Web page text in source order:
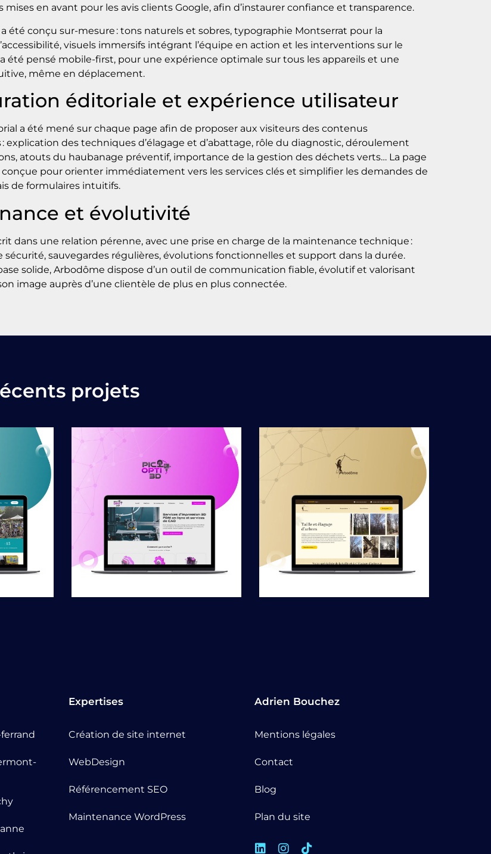
mises en avant pour les avis clients Google, afin d’instaurer confiance et transparence.
été conçu sur-mesure : tons naturels et sobres, typographie Montserrat pour la
visuels immersifs intégrant l’équipe en action et les interventions sur le
été pensé mobile-first, pour une expérience optimale sur tous les appareils et une
même en déplacement.
éditoriale et expérience utilisateur
a été mené sur chaque page afin de proposer aux visiteurs des contenus
explication des techniques d’élagage et d’abattage, rôle du diagnostic, déroulement
atouts du haubanage préventif, importance de la gestion des déchets verts… La page
conçue pour orienter immédiatement vers les services clés et simplifier les demandes de
de formulaires intuitifs.
et évolutivité
dans une relation pérenne, avec une prise en charge de la maintenance technique :
sécurité, sauvegardes régulières, évolutions fonctionnelles et support dans la durée.
solide, Arbodôme dispose d’un outil de communication fiable, évolutif et valorisant
image auprès d’une clientèle de plus en plus connectée.
projets
Expertises
Création de site internet
WebDesign
Référencement SEO
Maintenance WordPress
Adrien Bouchez
Mentions légales
Contact
Blog
Plan du site